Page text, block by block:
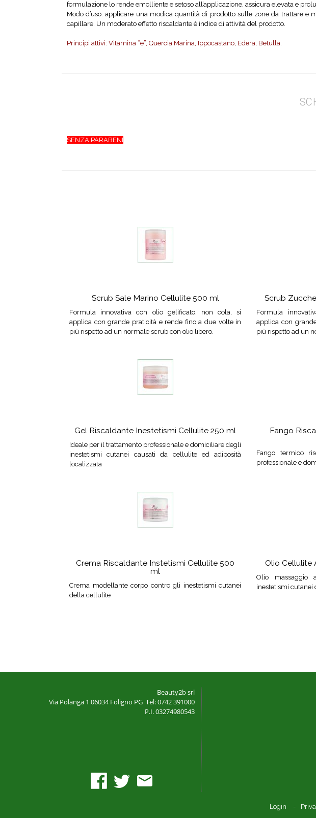
formulazione lo rende emolliente e setoso all’applicazione, assicura elevata e
Modo d’uso: applicare una modica quantità di prodotto sulle zone da trattare
capillare. Un moderato effetto riscaldante è indice di attività del prodotto.
Principi attivi: Vitamina “e”, Quercia Marina, Ippocastano, Edera, Betulla.
SENZA PARABENI
Scrub Sale Marino Cellulite 500 ml
Formula innovativa con olio gelificato, non cola, si
applica con grande praticità e rende fino a due volte in
più rispetto ad un normale scrub con olio libero.
Scrub
Formula
applica con
più rispetto ad un
Gel Riscaldante Inestetismi Cellulite 250 ml
Ideale per il trattamento professionale e domiciliare degli
inestetismi cutanei causati da cellulite ed adiposità
localizzata
Fango
Fango termico
professionale e
Crema Riscaldante Instetismi Cellulite 500
ml
Crema modellante corpo contro gli inestetismi cutanei
della cellulite
Olio Cellulite
Olio massaggio
inestetismi cutanei
Beauty2b srl
Via Polanga 1 06034 Foligno PG Tel: 0742 391000
P.I. 03274980543
Login